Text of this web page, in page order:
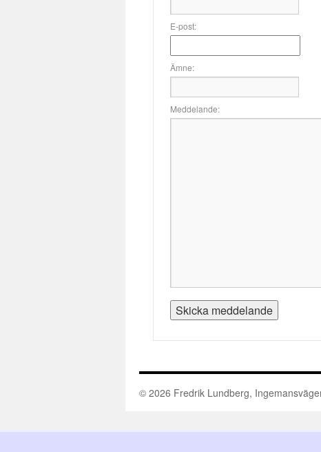
E-post:
Ämne:
Meddelande:
© 2026 Fredrik Lundberg,